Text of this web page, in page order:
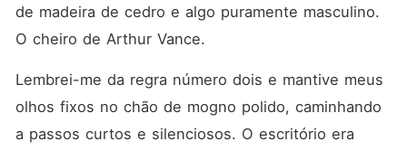
de madeira de cedro e algo puramente masculino.
O cheiro de Arthur Vance.
Lembrei-me da regra número dois e mantive meus
olhos fixos no chão de mogno polido, caminhando
a passos curtos e silenciosos. O escritório era